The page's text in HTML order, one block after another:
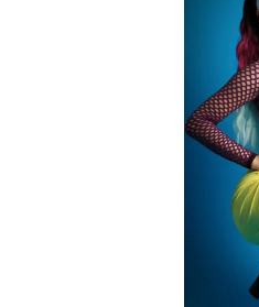
LINE連携でクーポンもらえる!!